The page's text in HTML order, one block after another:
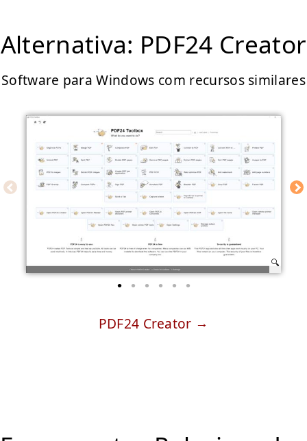
Alternativa: PDF24 Creator
Software para Windows com recursos similares
PDF24 Creator